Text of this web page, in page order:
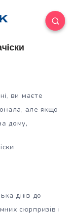
ви маєте
але якщо
дому,
днів до
сюрпризів і